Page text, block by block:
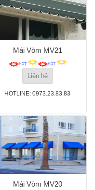
Mái Vòm MV21
Liên hệ
HOTLINE: 0973.23.83.83
Mái Vòm MV20